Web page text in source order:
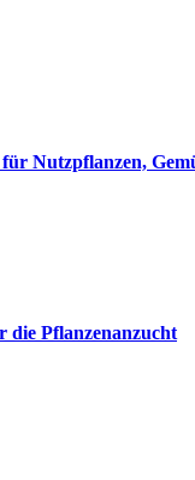
Nutzpflanzen,
die Pflanzenanzucht